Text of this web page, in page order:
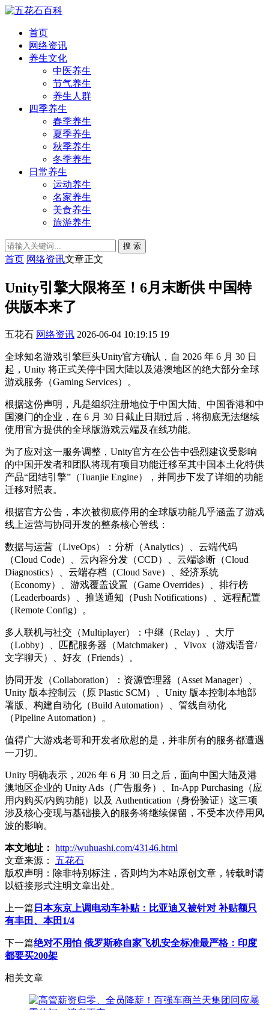
首页
网络资讯
养生文化
中医养生
节气养生
养生人群
四季养生
春季养生
夏季养生
秋季养生
冬季养生
日常养生
运动养生
名家养生
美食养生
旅游养生
搜 索
首页 网络资讯文章正文
Unity引擎大限将至！6月末断供 中国特
供版本来了
五花石 网络资讯 2026-06-04 10:19:15 19
全球知名游戏引擎巨头Unity官方确认，自 2026 年 6 月 30 日
起，Unity 将正式关停中国大陆以及港澳地区的绝大部分全球
游戏服务（Gaming Services）。
根据这份声明，凡是组织注册地位于中国大陆、中国香港和中
国澳门的企业，在 6 月 30 日截止日期过后，将彻底无法继续
使用官方提供的全球版游戏云端及在线功能。
为了应对这一服务调整，Unity官方在公告中强烈建议受影响
的中国开发者和团队将现有项目功能迁移至其中国本土化特供
产品“团结引擎”（Tuanjie Engine），并同步下发了详细的功能
迁移对照表。
根据官方公告，本次被彻底停用的全球版功能几乎涵盖了游戏
线上运营与协同开发的整条核心管线：
数据与运营（LiveOps）：分析（Analytics）、云端代码
（Cloud Code）、云内容分发（CCD）、云端诊断（Cloud
Diagnostics）、云端存档（Cloud Save）、经济系统
（Economy）、游戏覆盖设置（Game Overrides）、排行榜
（Leaderboards）、推送通知（Push Notifications）、远程配置
（Remote Config）。
多人联机与社交（Multiplayer）：中继（Relay）、大厅
（Lobby）、匹配服务器（Matchmaker）、Vivox（游戏语音/
文字聊天）、好友（Friends）。
协同开发（Collaboration）：资源管理器（Asset Manager）、
Unity 版本控制云（原 Plastic SCM）、Unity 版本控制本地部
署版、构建自动化（Build Automation）、管线自动化
（Pipeline Automation）。
值得广大游戏老哥和开发者欣慰的是，并非所有的服务都遭遇
一刀切。
Unity 明确表示，2026 年 6 月 30 日之后，面向中国大陆及港
澳地区企业的 Unity Ads（广告服务）、In-App Purchasing（应
用内购买/内购功能）以及 Authentication（身份验证）这三项
涉及核心变现与基础接入的服务将继续保留，不受本次停用风
波的影响。
本文地址： http://wuhuashi.com/43146.html
文章来源：
五花石
版权声明： 除非特别标注，否则均为本站原创文章，转载时请
以链接形式注明文章出处。
上一篇 日本东京上调电动车补贴：比亚迪又被针对 补贴额只
有丰田、本田1/4
下一篇绝对不用怕 俄罗斯称自家飞机安全标准最严格：印度
都要买200架
相关文章